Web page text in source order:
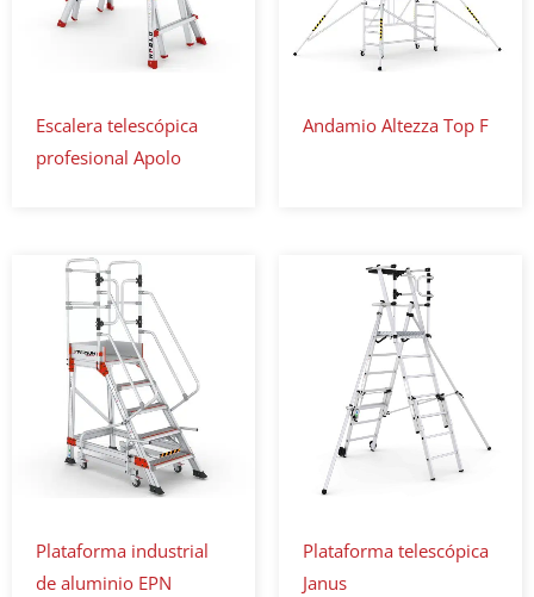
Escalera telescópica
profesional Apolo
Andamio Altezza Top F
Plataforma industrial
de aluminio EPN
Plataforma telescópica
Janus